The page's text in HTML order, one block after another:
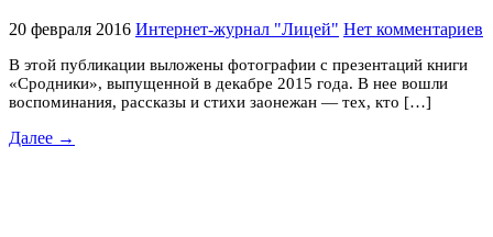
20 февраля 2016 Интернет-журнал "Лицей" Нет комментариев
В этой публикации выложены фотографии с презентаций книги
«Сродники», выпущенной в декабре 2015 года. В нее вошли
воспоминания, рассказы и стихи заонежан — тех, кто […]
Далее →